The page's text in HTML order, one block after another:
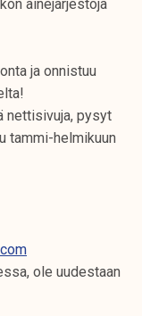
ainejärjestöjä
ja onnistuu
nettisivuja, pysyt
tammi-helmikuun
ole uudestaan